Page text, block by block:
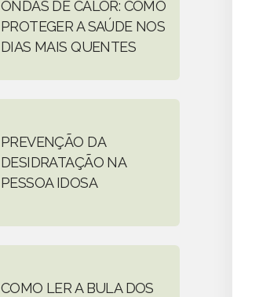
ONDAS DE CALOR: COMO
PROTEGER A SAÚDE NOS
DIAS MAIS QUENTES
PREVENÇÃO DA
DESIDRATAÇÃO NA
PESSOA IDOSA
COMO LER A BULA DOS